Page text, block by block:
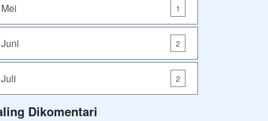
Mei 1
Juni 2
Juli 2
Dikomentari